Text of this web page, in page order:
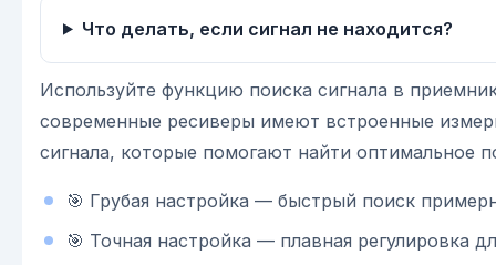
Что делать, если сигнал не находится?
Используйте функцию поиска сигнала в
современные ресиверы имеют встроенные
сигнала, которые помогают найти оптимальное
🎯 Грубая настройка — быстрый поиск
🎯 Точная настройка — плавная регулировка